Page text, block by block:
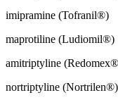
imipramine (Tofranil®)
maprotiline (Ludiomil®)
amitriptyline
nortriptyline (Nortrilen®)